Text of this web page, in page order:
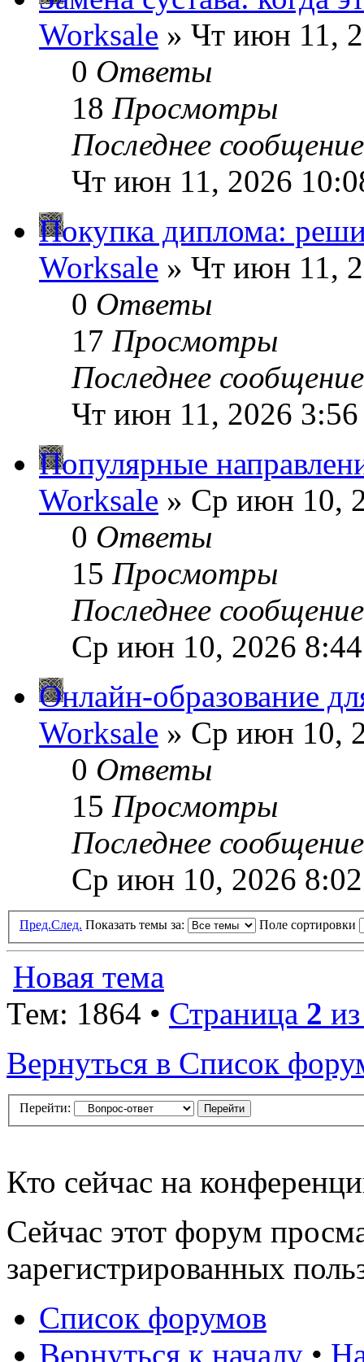
Worksale » Чт июн 11,
0 Ответы
18 Просмотры
Последнее
Чт июн 11, 2026
Покупка диплома:
Worksale » Чт июн 11,
0 Ответы
17 Просмотры
Последнее
Чт июн 11, 2026
Популярные
Worksale » Ср июн 10,
0 Ответы
15 Просмотры
Последнее
Ср июн 10, 2026
Онлайн-образование
Worksale » Ср июн 10,
0 Ответы
15 Просмотры
Последнее
Ср июн 10, 2026
Пред.След. Показать темы за: Поле сортировки
Новая тема
Тем: 1864 • Страница 2
Вернуться в Список
Перейти:
Кто сейчас на
Сейчас этот форум
зарегистрированных
Список форумов
Вернуться к началу •